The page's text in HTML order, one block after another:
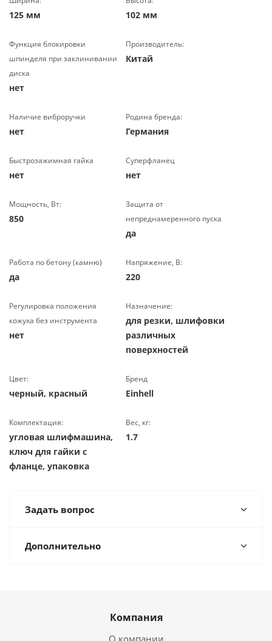
125 мм 102 мм
Функция блокировки
шпинделя при заклинивании
диска
нет
Производитель:
Китай
Наличие виброручки
нет
Родина бренда:
Германия
Быстрозажимная гайка
нет
Суперфланец
нет
Мощность, Вт:
850
Защита от
непреднамеренного пуска
да
Работа по бетону (камню)
да
Напряжение, В:
220
Регулировка положения
кожуха без инструмента
нет
Назначение:
для резки, шлифовки
различных
поверхностей
Цвет:
черный, красный
Бренд
Einhell
Комплектация:
угловая шлифмашина,
ключ для гайки с
фланце, упаковка
Вес, кг:
1.7
Задать вопрос
Дополнительно
Компания
О компании